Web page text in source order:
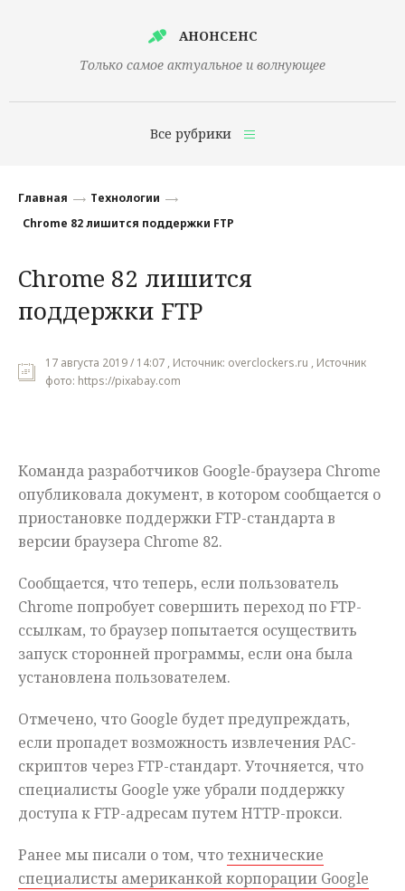
АНОНСЕНС
Только самое актуальное и волнующее
Все рубрики
Финансы
Наука
Культура
Общество
Происшествия
Главная
Технологии
Chrome 82 лишится поддержки FTP
Chrome 82 лишится
поддержки FTP
17 августа 2019 / 14:07 , Источник: overclockers.ru , Источник
фото: https://pixabay.com
Команда разработчиков Google-браузера Chrome
опубликовала документ, в котором сообщается о
приостановке поддержки FTP-стандарта в
версии браузера Chrome 82.
Сообщается, что теперь, если пользователь
Chrome попробует совершить переход по FTP-
ссылкам, то браузер попытается осуществить
запуск сторонней программы, если она была
установлена пользователем.
Отмечено, что Google будет предупреждать,
если пропадет возможность извлечения PAC-
скриптов через FTP-стандарт. Уточняется, что
специалисты Google уже убрали поддержку
доступа к FTP-адресам путем HTTP-прокси.
Ранее мы писали о том, что технические
специалисты американкой корпорации Google